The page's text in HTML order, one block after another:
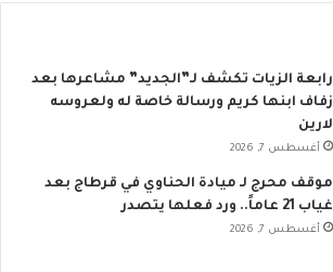
رابعة الزيات تكشف لـ”الجديد” مشاعرها بعد
زفاف ابنها كريم ورسالة خاصة له ولعروسه
لارين
أغسطس 7, 2026
موقف محرج لـ ميادة الحناوي في قرطاج بعد
غياب 21 عاماً.. ورد فعلها يتصدر
أغسطس 7, 2026